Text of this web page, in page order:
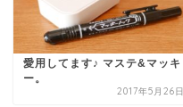
愛用してます♪ マステ&マッキ
ー。
2017年5月26日